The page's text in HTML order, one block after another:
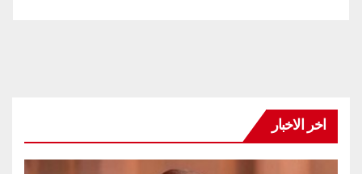
اخر الاخبار